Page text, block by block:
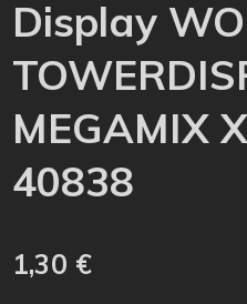
Display
MEGAMIX
40838
1,30 €